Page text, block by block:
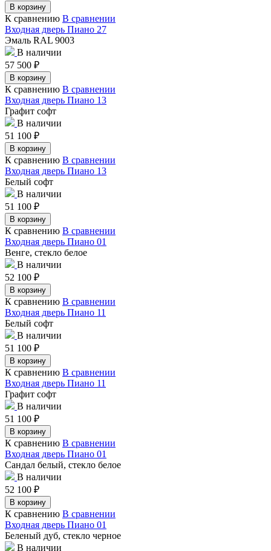
В корзину
К сравнению В сравнении
Входная дверь Пиано 27
Эмаль RAL 9003
В наличии
57 500 ₽
В корзину
К сравнению В сравнении
Входная дверь Пиано 13
Графит софт
В наличии
51 100 ₽
В корзину
К сравнению В сравнении
Входная дверь Пиано 13
Белый софт
В наличии
51 100 ₽
В корзину
К сравнению В сравнении
Входная дверь Пиано 01
Венге, стекло белое
В наличии
52 100 ₽
В корзину
К сравнению В сравнении
Входная дверь Пиано 11
Белый софт
В наличии
51 100 ₽
В корзину
К сравнению В сравнении
Входная дверь Пиано 11
Графит софт
В наличии
51 100 ₽
В корзину
К сравнению В сравнении
Входная дверь Пиано 01
Сандал белый, стекло белое
В наличии
52 100 ₽
В корзину
К сравнению В сравнении
Входная дверь Пиано 01
Беленый дуб, стекло черное
В наличии